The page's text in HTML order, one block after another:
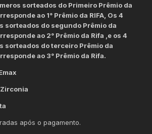
sorteados do Primeiro Prêmio da
ao 1° Prêmio da RIFA, Os 4
sorteados do segundo Prêmio da
ao 2° Prêmio da Rifa ,e os 4
sorteados do terceiro Prêmio da
ao 3° Prêmio da Rifa.
Zirconia
após o pagamento.